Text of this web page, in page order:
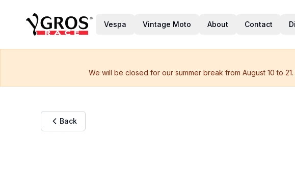
Vespa Vintage Moto About Contact
We will be closed for our summer break from August 10 to
Back